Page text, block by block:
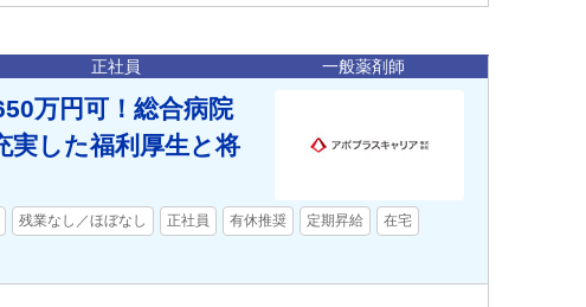
正社員 一般薬剤師
万円可！総合病院
実した福利厚生と将
残業なし／ほぼなし 正社員 有休推奨 定期昇給 在宅